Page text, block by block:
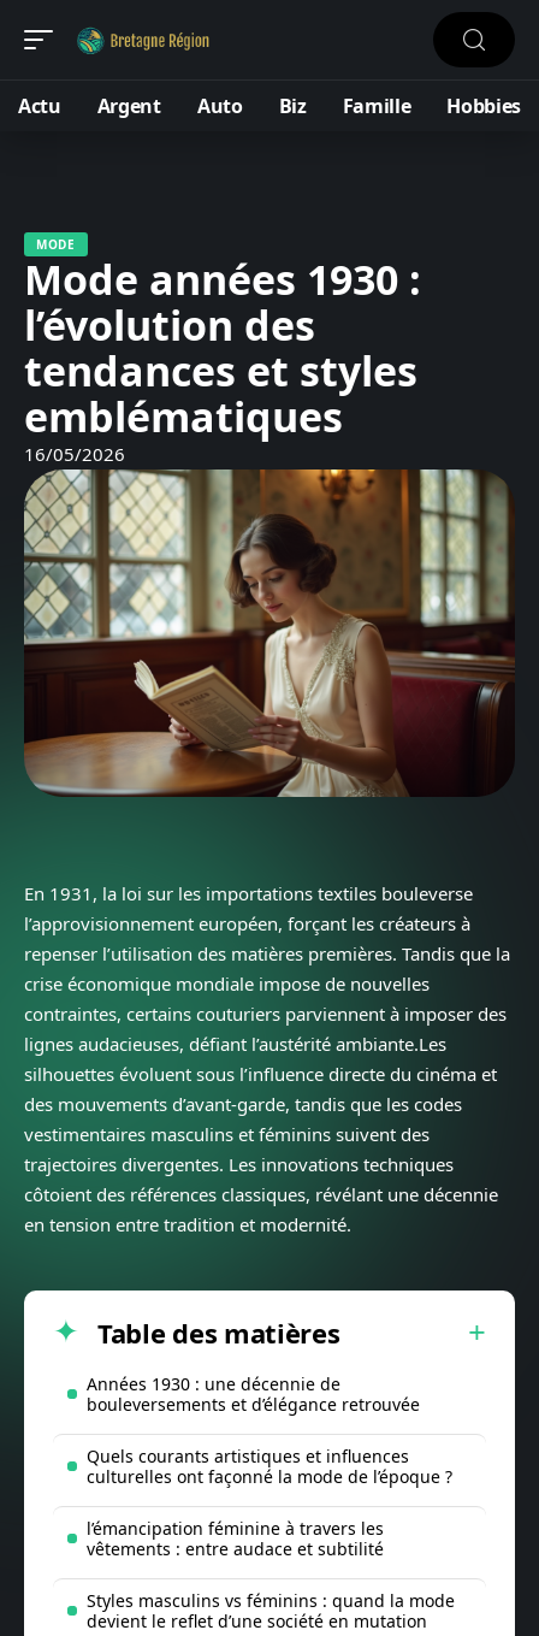
Actu Argent Auto Biz Famille Hobbies
MODE
Mode années 1930 :
l’évolution des
tendances et styles
emblématiques
16/05/2026
En 1931, la loi sur les importations textiles bouleverse
l’approvisionnement européen, forçant les créateurs à
repenser l’utilisation des matières premières. Tandis que la
crise économique mondiale impose de nouvelles
contraintes, certains couturiers parviennent à imposer des
lignes audacieuses, défiant l’austérité ambiante.Les
silhouettes évoluent sous l’influence directe du cinéma et
des mouvements d’avant-garde, tandis que les codes
vestimentaires masculins et féminins suivent des
trajectoires divergentes. Les innovations techniques
côtoient des références classiques, révélant une décennie
en tension entre tradition et modernité.
Table des matières
Années 1930 : une décennie de
bouleversements et d’élégance retrouvée
Quels courants artistiques et influences
culturelles ont façonné la mode de l’époque ?
l’émancipation féminine à travers les
vêtements : entre audace et subtilité
Styles masculins vs féminins : quand la mode
devient le reflet d’une société en mutation